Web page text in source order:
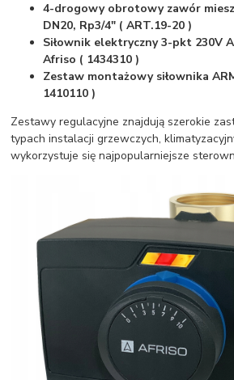
4-drogowy obrotowy zawór
DN20, Rp3/4" ( ART.19-20 )
Siłownik elektryczny 3-pkt 230V
Afriso ( 1434310 )
Zestaw montażowy siłownika
1410110 )
Zestawy regulacyjne znajdują szerokie
typach instalacji grzewczych,
wykorzystuje się najpopularniejsze